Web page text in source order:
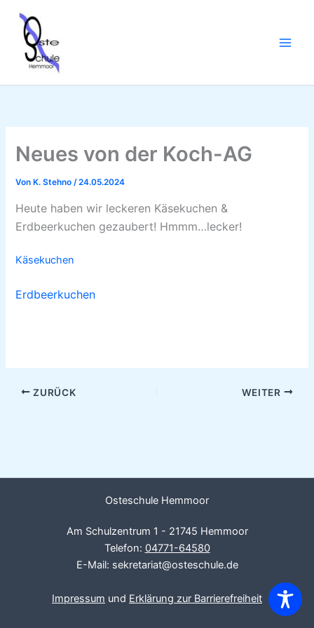
Inhalt
springen
Neues von der Koch-AG
Von K. Stehno/24.05.2024
Heute haben wir leckeren Käsekuchen &
Erdbeerkuchen gezaubert! Hmmm…lecker!
Käsekuchen
Erdbeerkuchen
ZURÜCK WEITER
Osteschule Hemmoor
Am Schulzentrum 1 - 21745 Hemmoor
Telefon: 04771-64580
E-Mail: sekretariat@osteschule.de
Impressum und Erklärung zur Barrierefreiheit